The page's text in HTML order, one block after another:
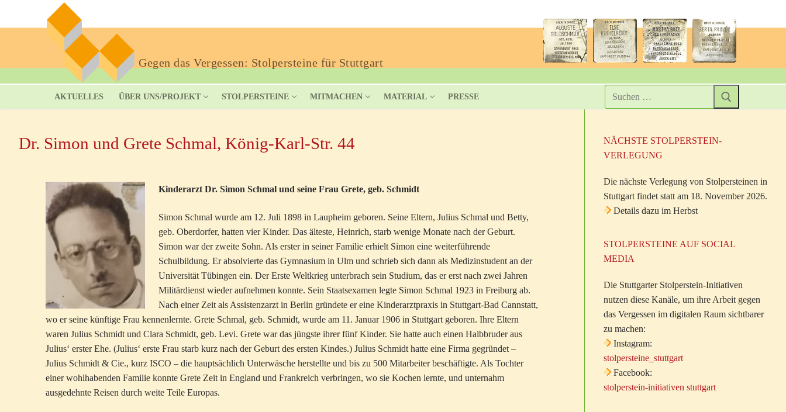
Gegen das Vergessen: Stolpersteine für Stuttgart
AKTUELLES ÜBER UNS/PROJEKT STOLPERSTEINE MITMACHEN MATERIAL PRESSE
Dr. Simon und Grete Schmal, König-Karl-Str. 44
Kinderarzt Dr. Simon Schmal und seine Frau Grete, geb. Schmidt
Simon Schmal wurde am 12. Juli 1898 in Laupheim geboren. Seine Eltern, Julius Schmal und Betty,
geb. Oberdorfer, hatten vier Kinder. Das älteste, Heinrich, starb wenige Monate nach der Geburt.
Simon war der zweite Sohn. Als erster in seiner Familie erhielt Simon eine weiterführende
Schulbildung. Er absolvierte das Gymnasium in Ulm und schrieb sich dann als Medizinstudent an der
Universität Tübingen ein. Der Erste Weltkrieg unterbrach sein Studium, das er erst nach zwei Jahren
Militärdienst wieder aufnehmen konnte. Sein Staatsexamen legte Simon Schmal 1923 in Freiburg ab.
Nach einer Zeit als Assistenzarzt in Berlin gründete er eine Kinderarztpraxis in Stuttgart-Bad Cannstatt,
wo er seine künftige Frau kennenlernte. Grete Schmal, geb. Schmidt, wurde am 11. Januar 1906 in Stuttgart geboren. Ihre Eltern
waren Julius Schmidt und Clara Schmidt, geb. Levi. Grete war das jüngste ihrer fünf Kinder. Sie hatte auch einen Halbbruder aus
Julius‘ erster Ehe. (Julius‘ erste Frau starb kurz nach der Geburt des ersten Kindes.) Julius Schmidt hatte eine Firma gegründet –
Julius Schmidt & Cie., kurz ISCO – die hauptsächlich Unterwäsche herstellte und bis zu 500 Mitarbeiter beschäftigte. Als Tochter
einer wohlhabenden Familie konnte Grete Zeit in England und Frankreich verbringen, wo sie Kochen lernte, und unternahm
ausgedehnte Reisen durch weite Teile Europas.
NÄCHSTE STOLPERSTEIN-
VERLEGUNG
Die nächste Verlegung von Stolpersteinen in
Stuttgart findet statt am 18. November 2026.
Details dazu im Herbst
STOLPERSTEINE AUF SOCIAL
MEDIA
Die Stuttgarter Stolperstein-Initiativen
nutzen diese Kanäle, um ihre Arbeit gegen
das Vergessen im digitalen Raum sichtbarer
zu machen:
Instagram:
stolpersteine_stuttgart
Facebook:
stolperstein-initiativen stuttgart